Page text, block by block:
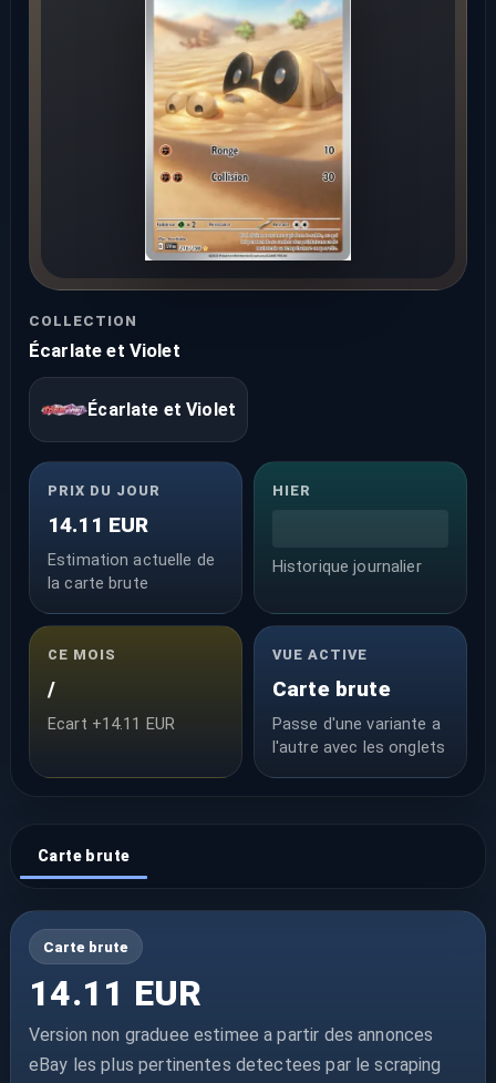
COLLECTION
Écarlate et Violet
Écarlate et Violet
PRIX DU JOUR
14.11 EUR
Estimation actuelle de
la carte brute
HIER
Historique journalier
CE MOIS
/
Ecart +14.11 EUR
VUE ACTIVE
Carte brute
Passe d'une variante a
l'autre avec les onglets
Carte brute
Carte brute
14.11 EUR
Version non graduee estimee a partir des annonces
eBay les plus pertinentes detectees par le scraping